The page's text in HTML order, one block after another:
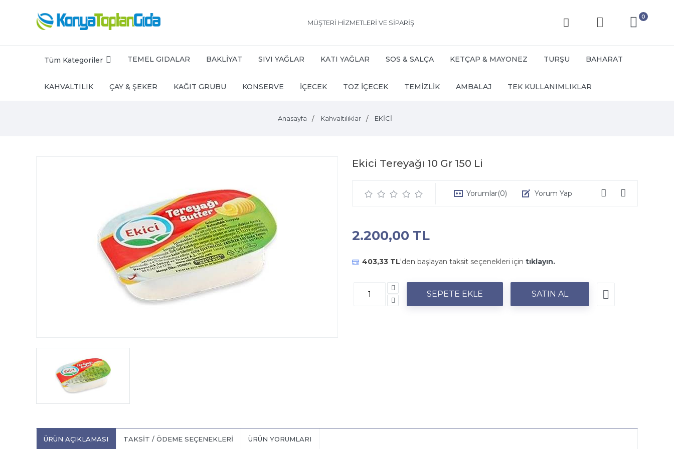
MÜŞTERİ HİZMETLERİ VE SİPARİŞ
0
Tüm Kategoriler TEMEL GIDALAR BAKLİYAT SIVI YAĞLAR KATI YAĞLAR SOS & SALÇA KETÇAP & MAYONEZ TURŞU BAHARAT
KAHVALTILIK ÇAY & ŞEKER KAĞIT GRUBU KONSERVE İÇECEK TOZ İÇECEK TEMİZLİK AMBALAJ TEK KULLANIMLIKLAR
Anasayfa Kahvaltılıklar EKİCİ
Ekici Tereyağı 10 Gr 150 Li
Yorumlar(0) Yorum Yap
2.200,00 TL
403,33 TL'den başlayan taksit seçenekleri için tıklayın.
ÜRÜN AÇIKLAMASI TAKSIT / ÖDEME SEÇENEKLERI ÜRÜN YORUMLARI